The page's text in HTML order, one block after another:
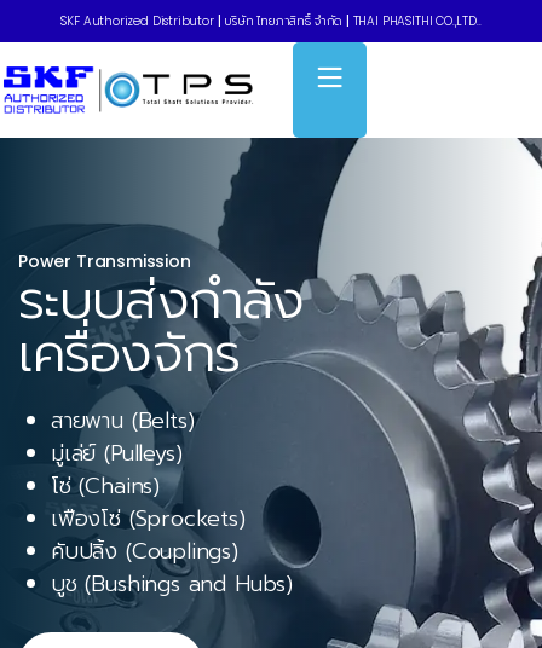
SKF Authorized Distributor บริษัท ไทยภาสิทธิ์ จำกัด THAI PHASITHI CO.,LTD..
Power Transmission
ระบบส่งกำลัง
เครื่องจักร
สายพาน (Belts)
มู่เล่ย์ (Pulleys)
โซ่ (Chains)
เฟืองโซ่ (Sprockets)
คับปลิ้ง (Couplings)
บูช (Bushings and Hubs)